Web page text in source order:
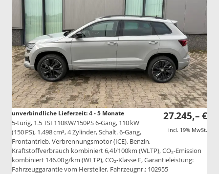
27.245,– €
incl. 19% MwSt.
unverbindliche Lieferzeit: 4 - 5 Monate
5-türig, 1.5 TSI 110KW/150PS 6-Gang, 110 kW
(150 PS), 1.498 cm³, 4 Zylinder, Schalt. 6-Gang,
Frontantrieb, Verbrennungsmotor (ICE), Benzin,
Kraftstoffverbrauch kombiniert 6,4 l/100km (WLTP), CO₂-Emission
kombiniert 146.00 g/km (WLTP), CO₂-Klasse E, Garantieleistung:
Fahrzeuggarantie vom Hersteller, Fahrzeugnr.: 102955